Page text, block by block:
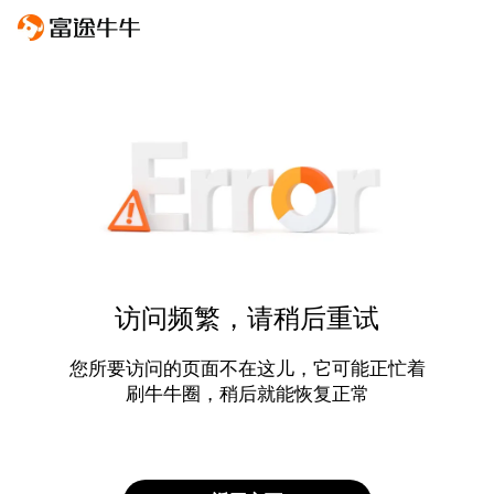
访问频繁，请稍后重试
您所要访问的页面不在这儿，它可能正忙着
刷牛牛圈，稍后就能恢复正常